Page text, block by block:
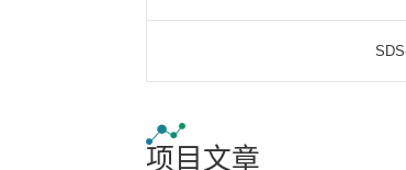
项目文章